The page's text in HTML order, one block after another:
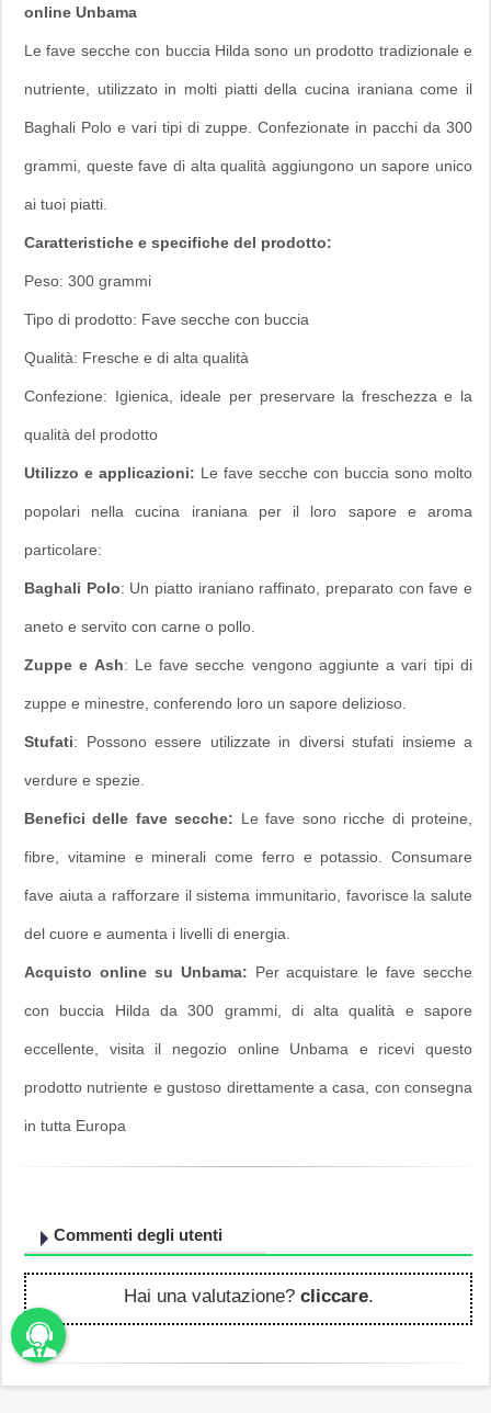
online Unbama
Le fave secche con buccia Hilda sono un prodotto tradizionale e
nutriente, utilizzato in molti piatti della cucina iraniana come il
Baghali Polo e vari tipi di zuppe. Confezionate in pacchi da 300
grammi, queste fave di alta qualità aggiungono un sapore unico
ai tuoi piatti.
Caratteristiche e specifiche del prodotto:
Peso: 300 grammi
Tipo di prodotto: Fave secche con buccia
Qualità: Fresche e di alta qualità
Confezione: Igienica, ideale per preservare la freschezza e la
qualità del prodotto
Utilizzo e applicazioni: Le fave secche con buccia sono molto
popolari nella cucina iraniana per il loro sapore e aroma
particolare:
Baghali Polo: Un piatto iraniano raffinato, preparato con fave e
aneto e servito con carne o pollo.
Zuppe e Ash: Le fave secche vengono aggiunte a vari tipi di
zuppe e minestre, conferendo loro un sapore delizioso.
Stufati: Possono essere utilizzate in diversi stufati insieme a
verdure e spezie.
Benefici delle fave secche: Le fave sono ricche di proteine,
fibre, vitamine e minerali come ferro e potassio. Consumare
fave aiuta a rafforzare il sistema immunitario, favorisce la salute
del cuore e aumenta i livelli di energia.
Acquisto online su Unbama: Per acquistare le fave secche
con buccia Hilda da 300 grammi, di alta qualità e sapore
eccellente, visita il negozio online Unbama e ricevi questo
prodotto nutriente e gustoso direttamente a casa, con consegna
in tutta Europa
Commenti degli utenti
Hai una valutazione? cliccare.
unbama